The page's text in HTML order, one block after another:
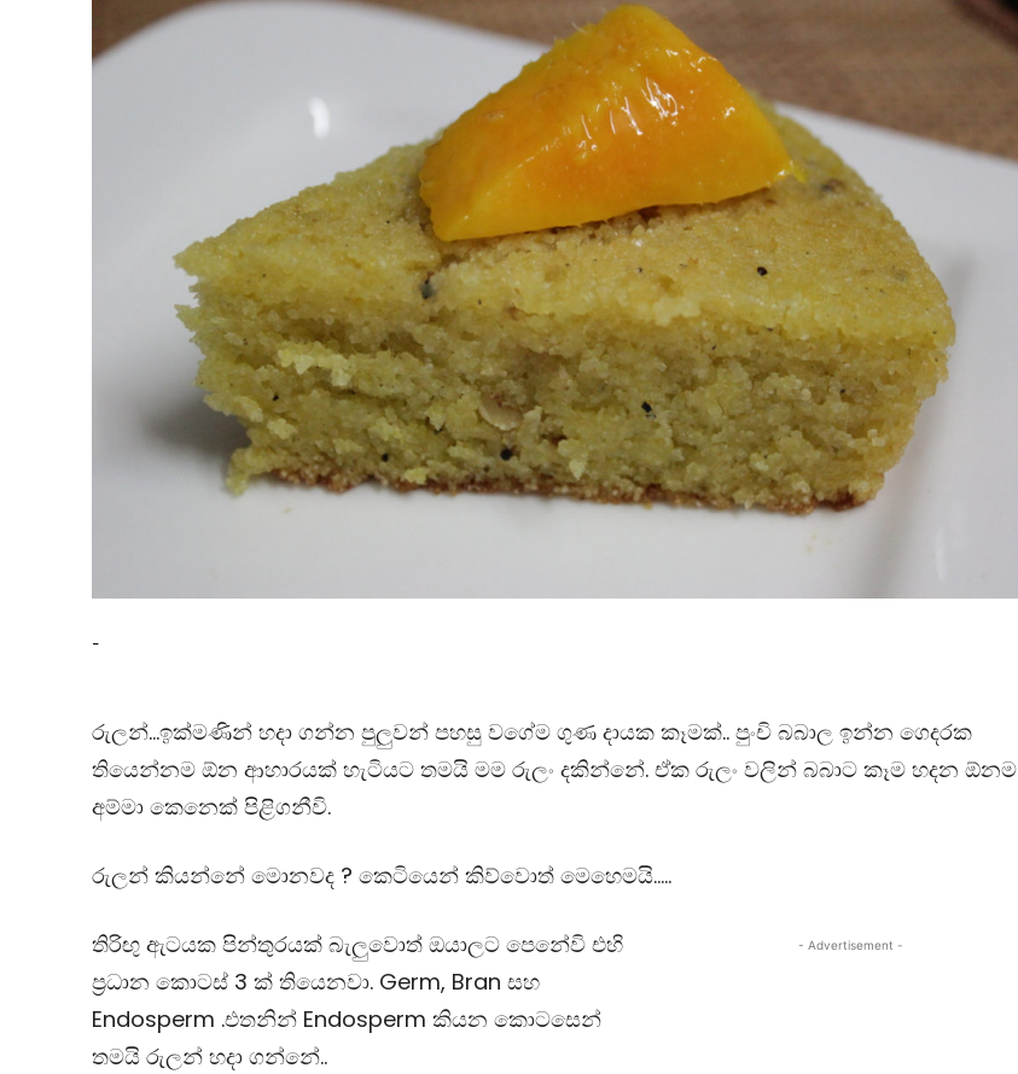
-
රුලන්…ඉක්මණින් හදා ගන්න පුලුවන් පහසු වගේම ගුණ දායක කෑමක්.. පුංචි බබාල ඉන්න ගෙදරක
තියෙන්නම ඕන ආහාරයක් හැටියට තමයි මම රුලං දකින්නේ. ඒක රුලං වලින් බබාට කෑම හදන ඕනම
අම්මා කෙනෙක් පිළිගනීවි.
රුලන් කියන්නේ මොනවද ? කෙටියෙන් කිව්වොත් මෙහෙමයි…..
- Advertisement -
තිරිඟු ඇටයක පින්තුරයක් බැලුවොත් ඔයාලට පෙනේවි එහි
ප්‍රධාන කොටස් 3 ක් තියෙනවා. Germ, Bran සහ
Endosperm .එතනින් Endosperm කියන කොටසෙන්
තමයි රුලන් හදා ගන්නේ..